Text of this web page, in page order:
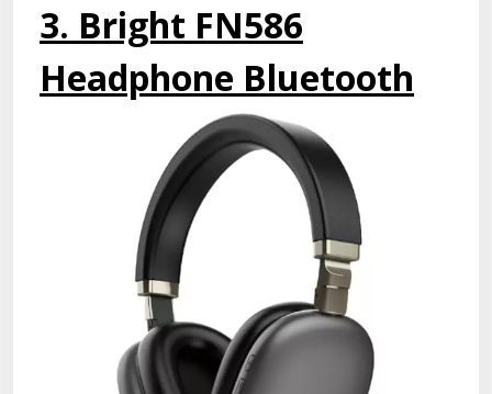
3. Bright FN586
Headphone Bluetooth